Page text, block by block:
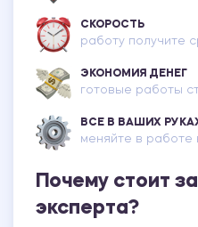
СКОРОСТЬ
работу получите
ЭКОНОМИЯ ДЕНЕГ
готовые работы
ВСЕ В ВАШИХ
меняйте в работе
Почему стоит
эксперта?